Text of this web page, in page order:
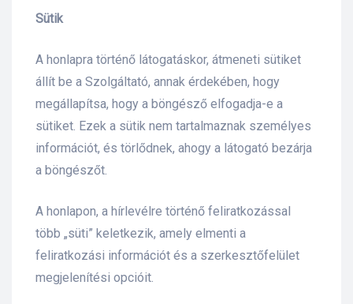
Sütik
A honlapra történő látogatáskor, átmeneti sütiket
állít be a Szolgáltató, annak érdekében, hogy
megállapítsa, hogy a böngésző elfogadja-e a
sütiket. Ezek a sütik nem tartalmaznak személyes
információt, és törlődnek, ahogy a látogató bezárja
a böngészőt.
A honlapon, a hírlevélre történő feliratkozással
több „süti” keletkezik, amely elmenti a
feliratkozási információt és a szerkesztőfelület
megjelenítési opcióit.